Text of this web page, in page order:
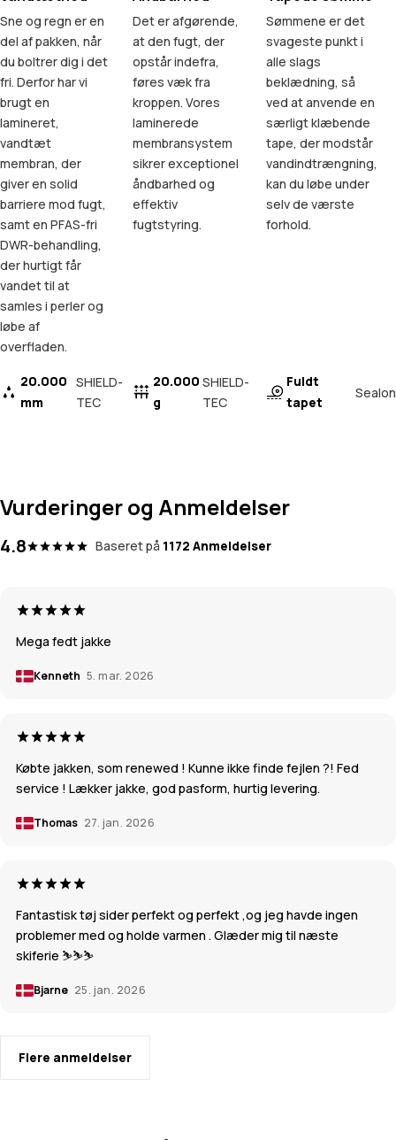
Sne og regn er en
del af pakken, når
du boltrer dig i det
fri. Derfor har vi
brugt en
lamineret,
vandtæt
membran, der
giver en solid
barriere mod fugt,
samt en PFAS-fri
DWR-behandling,
der hurtigt får
vandet til at
samles i perler og
løbe af
overfladen.
20.000
mm
SHIELD-
TEC
Det er afgørende,
at den fugt, der
opstår indefra,
føres væk fra
kroppen. Vores
laminerede
membransystem
sikrer exceptionel
åndbarhed og
effektiv
fugtstyring.
20.000
g
SHIELD-
TEC
Sømmene er det
svageste punkt i
alle slags
beklædning, så
ved at anvende en
særligt klæbende
tape, der modstår
vandindtrængning,
kan du løbe under
selv de værste
forhold.
Fuldt
tapet
Sealon
Vurderinger og Anmeldelser
4.8 Baseret på 1172 Anmeldelser
Mega fedt jakke
Kenneth 5. mar. 2026
Købte jakken, som renewed ! Kunne ikke finde fejlen ?! Fed
service ! Lækker jakke, god pasform, hurtig levering.
Thomas 27. jan. 2026
Fantastisk tøj sider perfekt og perfekt ,og jeg havde ingen
problemer med og holde varmen . Glæder mig til næste
skiferie ⛷️⛷️⛷️
Bjarne 25. jan. 2026
Flere anmeldelser